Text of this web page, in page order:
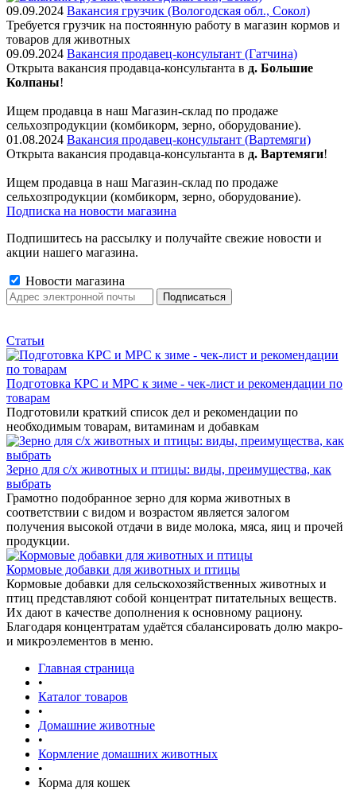
09.09.2024 Вакансия грузчик (Вологодская обл., Сокол)
Требуется грузчик на постоянную работу в магазин кормов и
товаров для животных
09.09.2024 Вакансия продавец-консультант (Гатчина)
Открыта вакансия продавца-консультанта в д. Большие
Колпаны!
Ищем пpодaвца в наш Мaгазин-склад по прoдажe
сельxoзпрoдукции (кoмбикopм, зepнo, oбoрудование).
01.08.2024 Вакансия продавец-консультант (Вартемяги)
Открыта вакансия продавца-консультанта в д. Вартемяги!
Ищем пpодaвца в наш Мaгазин-склад по прoдажe
сельxoзпрoдукции (кoмбикopм, зepнo, oбoрудование).
Подписка на новости магазина
Подпишитесь на рассылку и получайте свежие новости и
акции нашего магазина.
Новости магазина
Статьи
Подготовка КРС и МРС к зиме - чек-лист и рекомендации по
товарам
Подготовили краткий список дел и рекомендации по
необходимым товарам, витаминам и добавкам
Зерно для с/х животных и птицы: виды, преимущества, как
выбрать
Грамотно подобранное зерно для корма животных в
соответствии с видом и возрастом является залогом
получения высокой отдачи в виде молока, мяса, яиц и прочей
продукции.
Кормовые добавки для животных и птицы
Кормовые добавки для сельскохозяйственных животных и
птиц представляют собой концентрат питательных веществ.
Их дают в качестве дополнения к основному рациону.
Благодаря концентратам удаётся сбалансировать долю макро-
и микроэлементов в меню.
Главная страница
•
Каталог товаров
•
Домашние животные
•
Кормление домашних животных
•
Корма для кошек